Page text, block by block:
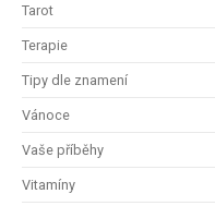
Tarot
Terapie
Tipy dle znamení
Vánoce
Vaše příběhy
Vitamíny